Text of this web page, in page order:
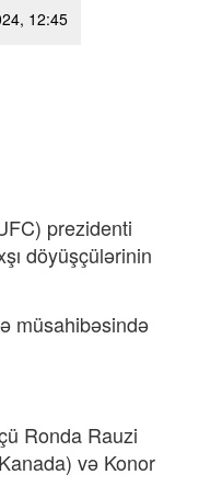
12:45
prezidenti
döyüşçülərinin
müsahibəsində
Ronda Rauzi
və Konor